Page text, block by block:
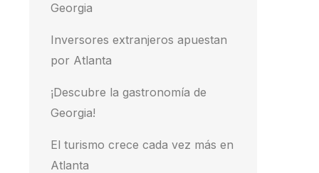
Georgia
Inversores extranjeros apuestan
por Atlanta
¡Descubre la gastronomía de
Georgia!
El turismo crece cada vez más en
Atlanta